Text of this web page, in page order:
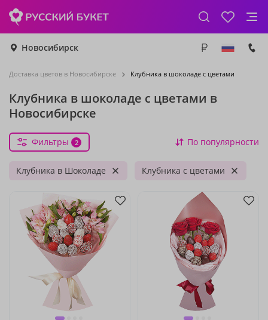
Новосибирск
Доставка цветов в Новосибирске Клубника в шоколаде с цветами
Клубника в шоколаде с цветами в
Новосибирске
Фильтры 2 По популярности
Клубника в Шоколаде Клубника с цветами